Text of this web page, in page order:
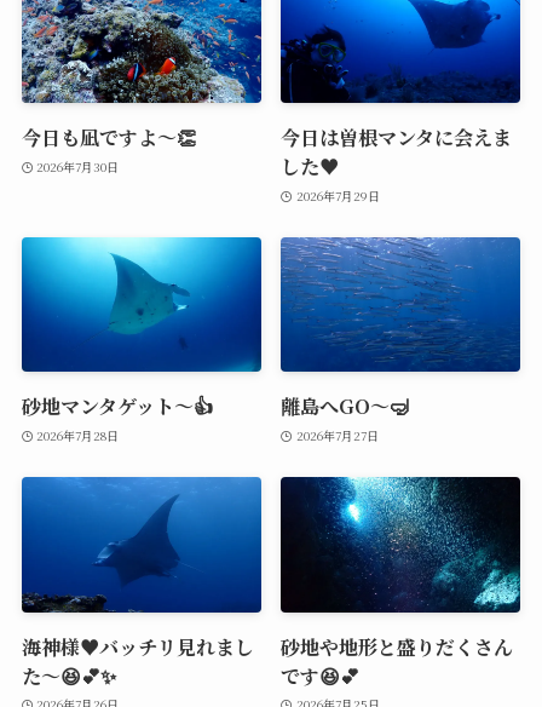
今日も凪ですよ～👏
2026年7月30日
今日は曽根マンタに会えま
した♥️
2026年7月29日
砂地マンタゲット～👍
2026年7月28日
離島へGO～🤿
2026年7月27日
海神様♥️バッチリ見れまし
た～😆💕✨
砂地や地形と盛りだくさん
です😆💕